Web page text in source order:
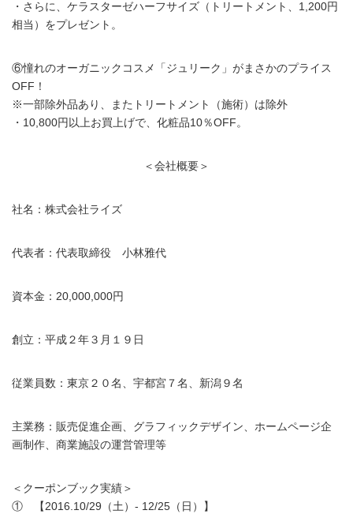
・さらに、ケラスターゼハーフサイズ（トリートメント、1,200円
相当）をプレゼント。
⑥憧れのオーガニックコスメ「ジュリーク」がまさかのプライス
OFF！
※一部除外品あり、またトリートメント（施術）は除外
・10,800円以上お買上げで、化粧品10％OFF。
＜会社概要＞
社名：株式会社ライズ
代表者：代表取締役 小林雅代
資本金：20,000,000円
創立：平成２年３月１９日
従業員数：東京２０名、宇都宮７名、新潟９名
主業務：販売促進企画、グラフィックデザイン、ホームページ企
画制作、商業施設の運営管理等
＜クーポンブック実績＞
① 【2016.10/29（土）- 12/25（日）】